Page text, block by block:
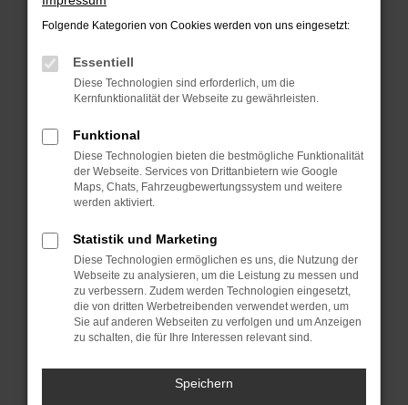
Fehler: Network Error
Beim Laden ist ein Fehler aufgetreten.
Hier sind ein paar Tipps, die dir helfen können:
Überprüfe deine Firewall und deine
Internetverbindung.
Laden andere Webseiten, zum Beispiel deine
Suchmaschine?
Manche Erweiterungen, wie Werbeblocker,
können das Laden bestimmter Seiten
verhindern. Funktioniert die Seite in einem
anderen Browser oder in einem privaten
Fenster?
Das kann manchmal helfen, vorübergehende
Probleme zu beheben.
Folgende Kategorien von Cookies werden von uns eingesetzt:
Essentiell
Diese Technologien sind erforderlich, um die
Kernfunktionalität der Webseite zu gewährleisten.
Funktional
Diese Technologien bieten die bestmögliche Funktionalität
der Webseite. Services von Drittanbietern wie Google
Maps, Chats, Fahrzeugbewertungssystem und weitere
werden aktiviert.
Statistik und Marketing
Diese Technologien ermöglichen es uns, die Nutzung der
Webseite zu analysieren, um die Leistung zu messen und
zu verbessern. Zudem werden Technologien eingesetzt,
die von dritten Werbetreibenden verwendet werden, um
Sie auf anderen Webseiten zu verfolgen und um Anzeigen
zu schalten, die für Ihre Interessen relevant sind.
Speichern